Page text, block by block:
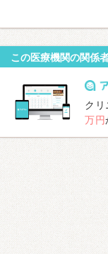
この医療機関の関係
ク
万円